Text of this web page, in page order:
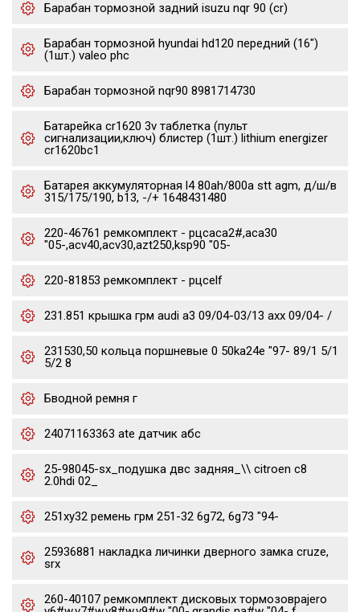
Барабан тормозной задний isuzu nqr 90 (cr)
Барабан тормозной hyundai hd120 передний (16")
(1шт.) valeo phc
Барабан тормозной nqr90 8981714730
Батарейка cr1620 3v таблетка (пульт
сигнализации,ключ) блистер (1шт.) lithium energizer
cr1620bc1
Батарея аккумуляторная l4 80ah/800a stt agm, д/ш/в
315/175/190, b13, -/+ 1648431480
220-46761 ремкомплект - рцсaca2#,aca30
"05-,acv40,acv30,azt250,ksp90 "05-
220-81853 ремкомплект - рцсelf
231.851 крышка грм audi a3 09/04-03/13 axx 09/04- /
231530,50 кольца поршневые 0 50ka24e "97- 89/1 5/1
5/2 8
Бводной ремня г
24071163363 ate датчик абс
25-98045-sx_подушка двс задняя_\\ citroen c8
2.0hdi 02_
251xy32 ремень грм 251-32 6g72, 6g73 "94-
25936881 накладка личинки дверного замка cruze,
srx
260-40107 ремкомплект дисковых тормозовpajero